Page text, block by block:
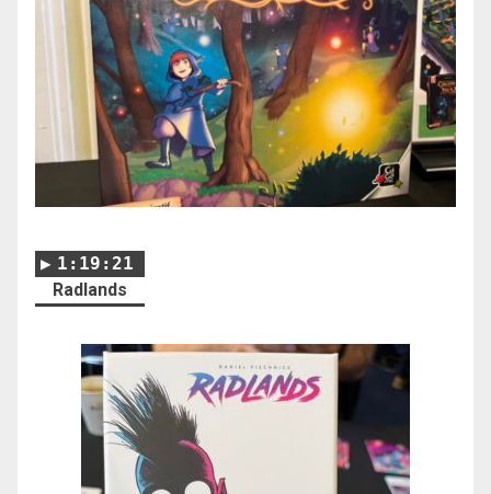
1:19:21
Radlands